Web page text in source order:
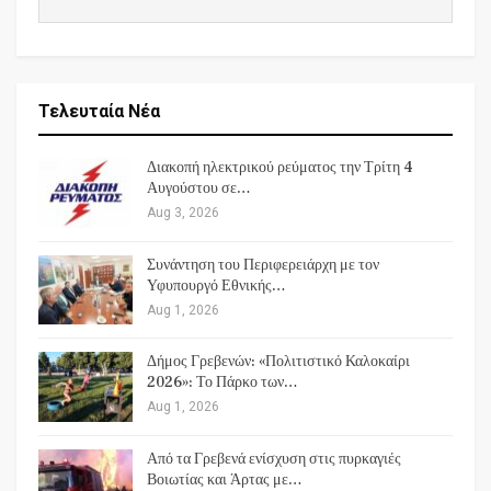
Τελευταία Νέα
Διακοπή ηλεκτρικού ρεύματος την Τρίτη 4
Αυγούστου σε…
Aug 3, 2026
Συνάντηση του Περιφερειάρχη με τον
Υφυπουργό Εθνικής…
Aug 1, 2026
Δήμος Γρεβενών: «Πολιτιστικό Καλοκαίρι
2026»: Το Πάρκο των…
Aug 1, 2026
Από τα Γρεβενά ενίσχυση στις πυρκαγιές
Βοιωτίας και Άρτας με…